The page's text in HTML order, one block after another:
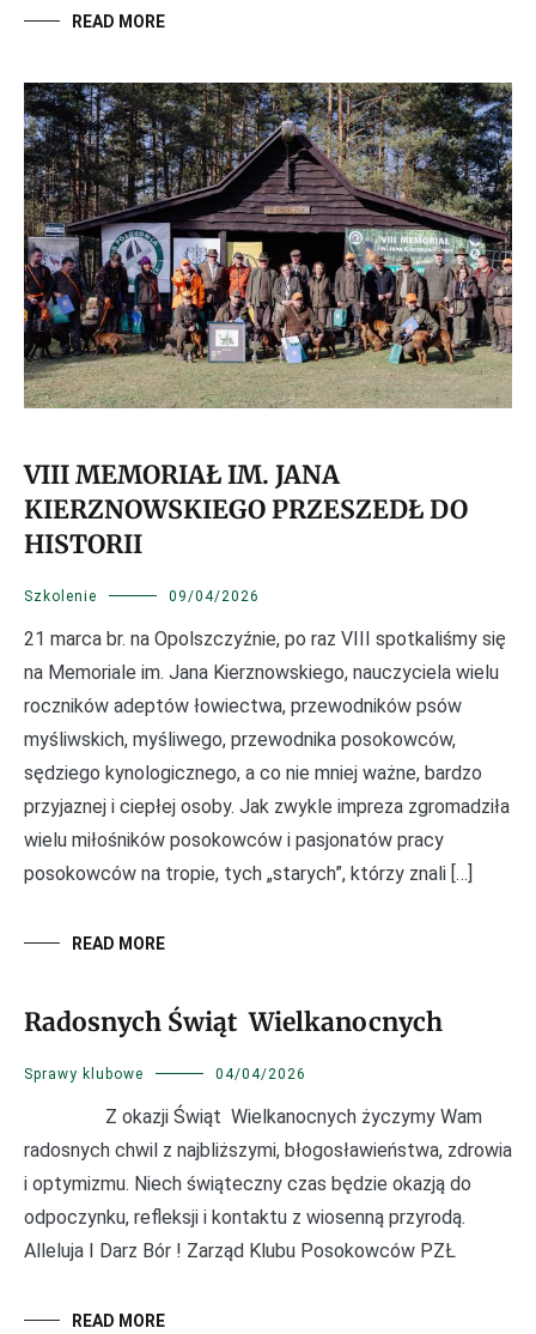
READ MORE
VIII MEMORIAŁ IM. JANA
KIERZNOWSKIEGO PRZESZEDŁ DO
HISTORII
Szkolenie 09/04/2026
21 marca br. na Opolszczyźnie, po raz VIII spotkaliśmy się
na Memoriale im. Jana Kierznowskiego, nauczyciela wielu
roczników adeptów łowiectwa, przewodników psów
myśliwskich, myśliwego, przewodnika posokowców,
sędziego kynologicznego, a co nie mniej ważne, bardzo
przyjaznej i ciepłej osoby. Jak zwykle impreza zgromadziła
wielu miłośników posokowców i pasjonatów pracy
posokowców na tropie, tych „starych”, którzy znali […]
READ MORE
Radosnych Świąt Wielkanocnych
Sprawy klubowe 04/04/2026
Z okazji Świąt Wielkanocnych życzymy Wam
radosnych chwil z najbliższymi, błogosławieństwa, zdrowia
i optymizmu. Niech świąteczny czas będzie okazją do
odpoczynku, refleksji i kontaktu z wiosenną przyrodą.
Alleluja I Darz Bór ! Zarząd Klubu Posokowców PZŁ
READ MORE